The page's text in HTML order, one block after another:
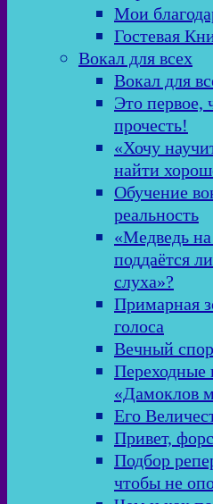
Мои
Гостевая
Вокал для всех
Вокал для
Это первое,
прочесть!
«Хочу
найти
Обучение
реальность
«Медведь
поддаётся
слуха»?
Примарная
голоса
Вечный
Переходные
«Дамоклов
Его
Привет,
Подбор
чтобы не